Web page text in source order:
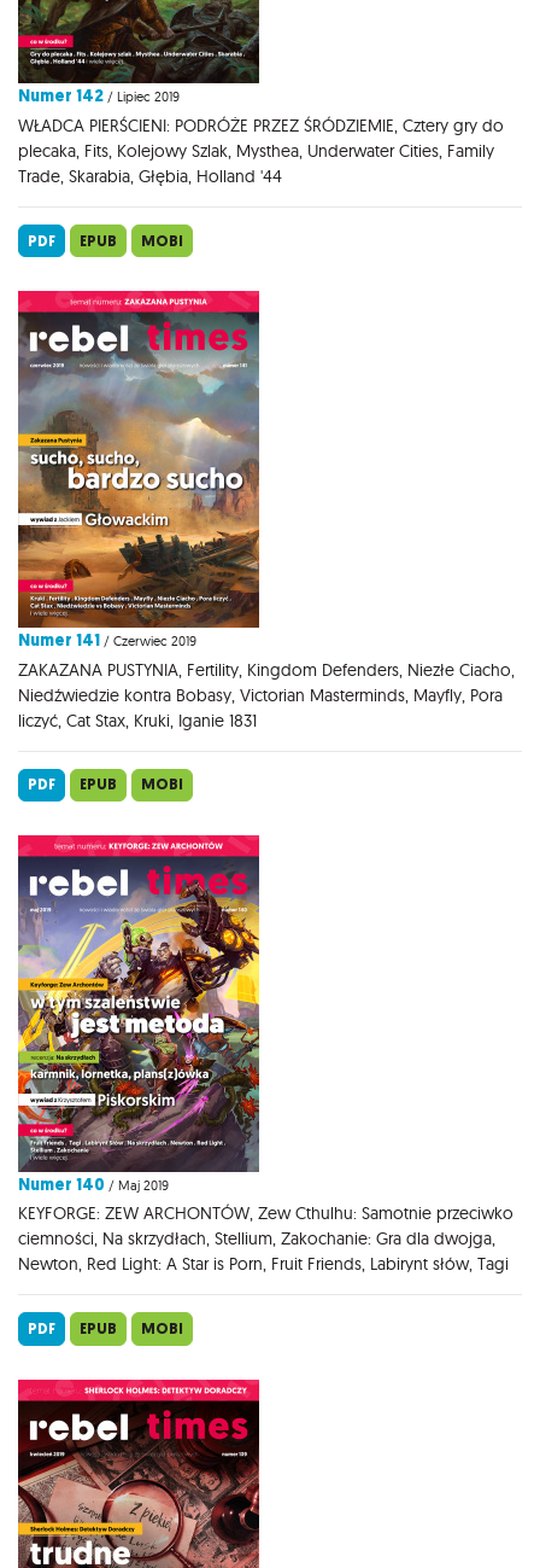
Numer 142 / Lipiec 2019
WŁADCA PIERŚCIENI: PODRÓŻE PRZEZ ŚRÓDZIEMIE, Cztery gry do
plecaka, Fits, Kolejowy Szlak, Mysthea, Underwater Cities, Family
Trade, Skarabia, Głębia, Holland '44
PDF EPUB MOBI
Numer 141 / Czerwiec 2019
ZAKAZANA PUSTYNIA, Fertility, Kingdom Defenders, Niezłe Ciacho,
Niedźwiedzie kontra Bobasy, Victorian Masterminds, Mayfly, Pora
liczyć, Cat Stax, Kruki, Iganie 1831
PDF EPUB MOBI
Numer 140 / Maj 2019
KEYFORGE: ZEW ARCHONTÓW, Zew Cthulhu: Samotnie przeciwko
ciemności, Na skrzydłach, Stellium, Zakochanie: Gra dla dwojga,
Newton, Red Light: A Star is Porn, Fruit Friends, Labirynt słów, Tagi
PDF EPUB MOBI